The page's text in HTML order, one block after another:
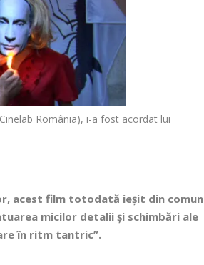
Cinelab România), i-a fost acordat lui
acest film totodată ieșit din comun
micilor detalii și schimbări ale
în ritm tantric”.